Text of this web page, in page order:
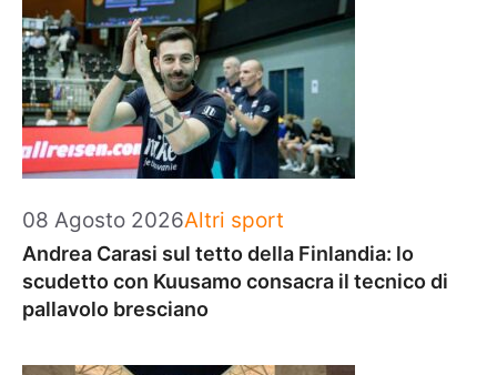
08 Agosto 2026Categorie
Altri sport
Andrea Carasi sul tetto della Finlandia: lo
scudetto con Kuusamo consacra il tecnico di
pallavolo bresciano